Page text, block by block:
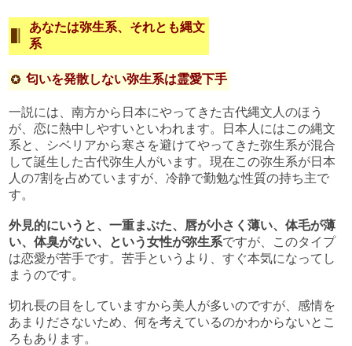
あなたは弥生系、それとも縄文
系
匂いを発散しない弥生系は霊愛下手
一説には、南方から日本にやってきた古代縄文人のほう
が、恋に熱中しやすいといわれます。日本人にはこの縄文
系と、シベリアから寒さを避けてやってきた弥生系が混合
して誕生した古代弥生人がいます。現在この弥生系が日本
人の7割を占めていますが、冷静で勤勉な性質の持ち主で
す。
外見的にいうと、一重まぶた、唇が小さく薄い、体毛が薄
い、体臭がない、という女性が弥生系ですが、このタイプ
は恋愛が苦手です。苦手というより、すぐ本気になってし
まうのです。
切れ長の目をしていますから美人が多いのですが、感情を
あまりださないため、何を考えているのかわからないとこ
ろもあります。